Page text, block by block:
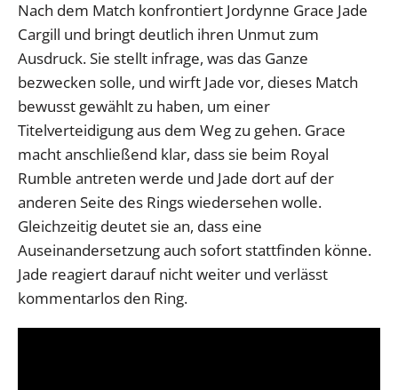
Nach dem Match konfrontiert Jordynne Grace Jade
Cargill und bringt deutlich ihren Unmut zum
Ausdruck. Sie stellt infrage, was das Ganze
bezwecken solle, und wirft Jade vor, dieses Match
bewusst gewählt zu haben, um einer
Titelverteidigung aus dem Weg zu gehen. Grace
macht anschließend klar, dass sie beim Royal
Rumble antreten werde und Jade dort auf der
anderen Seite des Rings wiedersehen wolle.
Gleichzeitig deutet sie an, dass eine
Auseinandersetzung auch sofort stattfinden könne.
Jade reagiert darauf nicht weiter und verlässt
kommentarlos den Ring.